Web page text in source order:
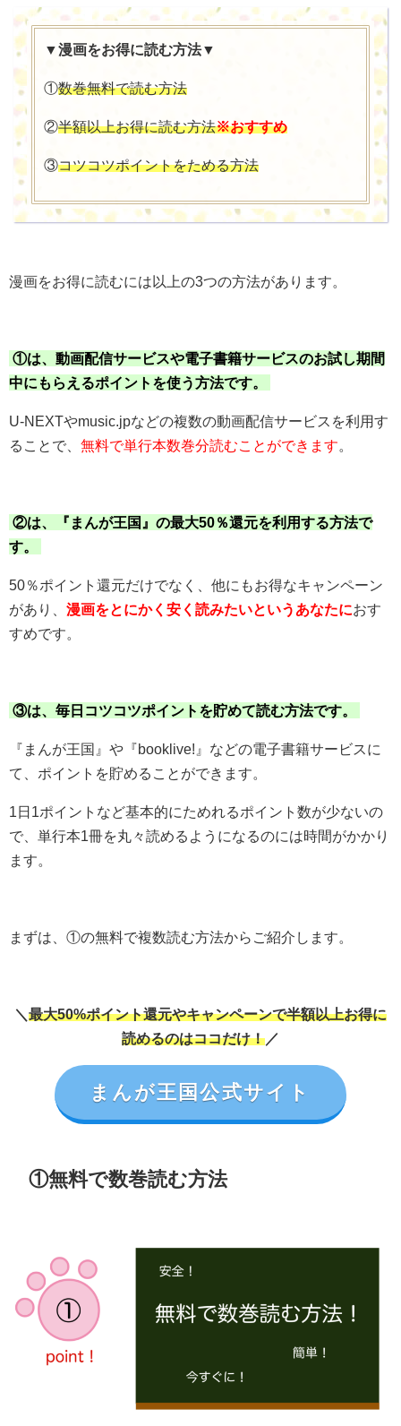
▼漫画をお得に読む方法▼
①数巻無料で読む方法
②半額以上お得に読む方法※おすすめ
③コツコツポイントをためる方法
漫画をお得に読むには以上の3つの方法があります。
①は、動画配信サービスや電子書籍サービスのお試し期間
中にもらえるポイントを使う方法です。
U-NEXTやmusic.jpなどの複数の動画配信サービスを利用す
ることで、 無料で単行本数巻分読むことができます
②は、『まんが王国』の最大50％還元を利用する方法で
す。
50％ポイント還元だけでなく、他にもお得なキャンペーン
があり、 漫画をとにかく安く読みたいというあなたにおす
すめです。
③は、毎日コツコツポイントを貯めて読む方法です。
『まんが王国』や『booklive!』などの電子書籍サービスに
て、ポイントを貯めることができます。
1日1ポイントなど基本的にためれるポイント数が少ないの
で、単行本1冊を丸々読めるようになるのには時間がかかり
ます。
まずは、①の無料で複数読む方法からご紹介します。
＼ 最大50%ポイント還元やキャンペーンで半額以上お得に
読めるのはココだけ！ ／
まんが王国公式サイト
①無料で数巻読む方法